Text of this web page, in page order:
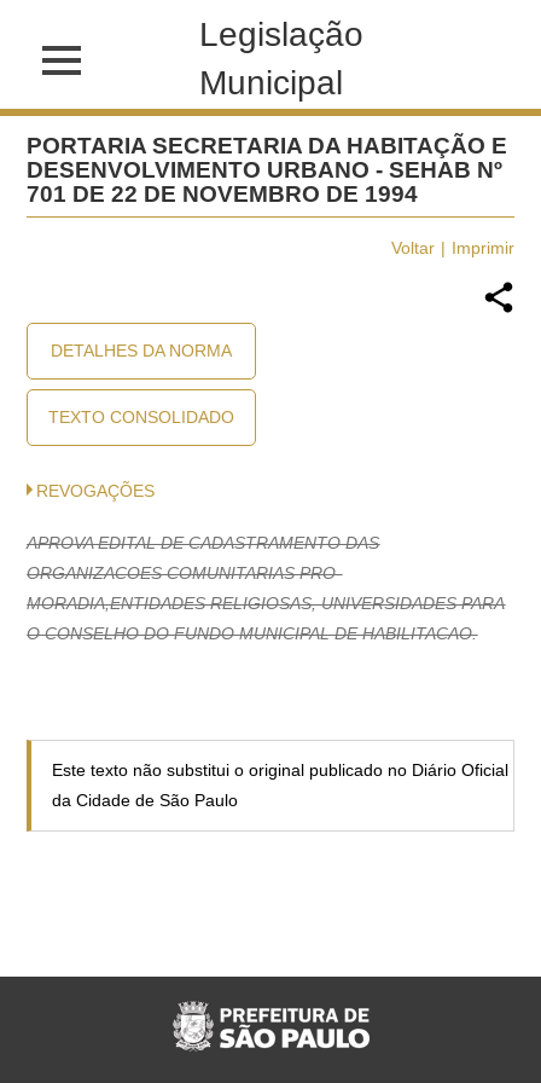
Legislação
Municipal
PORTARIA SECRETARIA DA HABITAÇÃO E
DESENVOLVIMENTO URBANO - SEHAB Nº
701 DE 22 DE NOVEMBRO DE 1994
Voltar Imprimir
DETALHES DA NORMA
TEXTO CONSOLIDADO
REVOGAÇÕES
APROVA EDITAL DE CADASTRAMENTO DAS
ORGANIZACOES COMUNITARIAS PRO-
MORADIA,ENTIDADES RELIGIOSAS, UNIVERSIDADES PARA
O CONSELHO DO FUNDO MUNICIPAL DE HABILITACAO.
Este texto não substitui o original publicado no Diário Oficial
da Cidade de São Paulo